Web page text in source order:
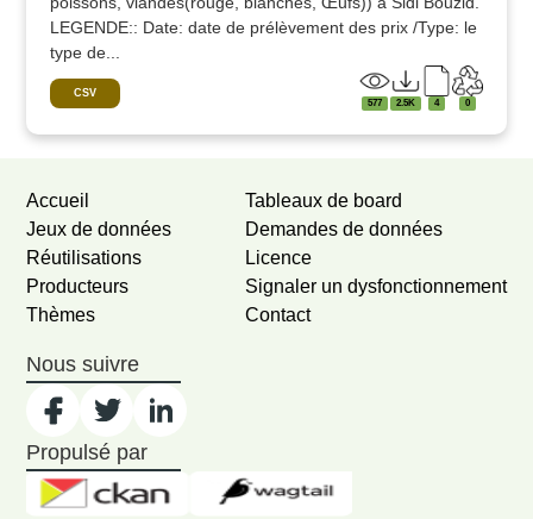
LEGENDE:: Date: date de prélèvement des prix /Type: le
type de...
CSV
577 2.5K 4 0
Accueil
Jeux de données
Réutilisations
Producteurs
Thèmes
Tableaux de board
Demandes de données
Licence
Signaler un dysfonctionnement
Contact
Nous suivre
Propulsé par